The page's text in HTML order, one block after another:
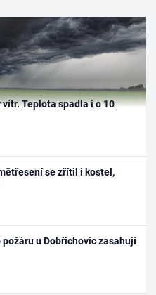
vítr. Teplota spadla i o 10
se zřítil i kostel,
u Dobřichovic zasahují